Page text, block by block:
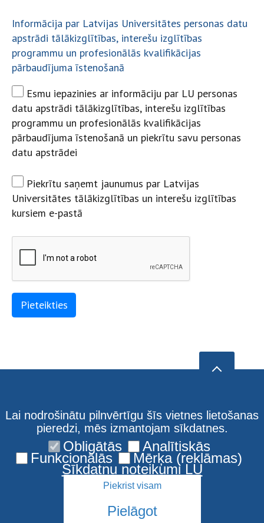
Informācija par Latvijas Universitātes personas datu
apstrādi tālākizglītības, interešu izglītības
programmu un profesionālās kvalifikācijas
pārbaudījuma īstenošanā
datu apstrādi tālākizglītības, interešu izglītības
programmu un profesionālās kvalifikācijas
pārbaudījuma īstenošanā un piekrītu savu personas
datu apstrādei
Universitātes tālākizglītības un interešu izglītības
kursiem e-pastā
Lai nodrošinātu pilnvērtīgu šīs vietnes lietošanas
pieredzi, mēs izmantojam sīkdatnes.
Obligātās Analītiskās
Funkcionālās Mērķa (reklāmas)
Sīkdatņu noteikumi LU
Piekrist visam
Pielāgot